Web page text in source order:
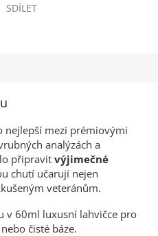
SDÍLET
nejlepší mezi prémiovými
analýzách a
připravit výjimečné
chutí učarují nejen
veteránům.
v 60ml luxusní lahvičce pro
čisté báze.